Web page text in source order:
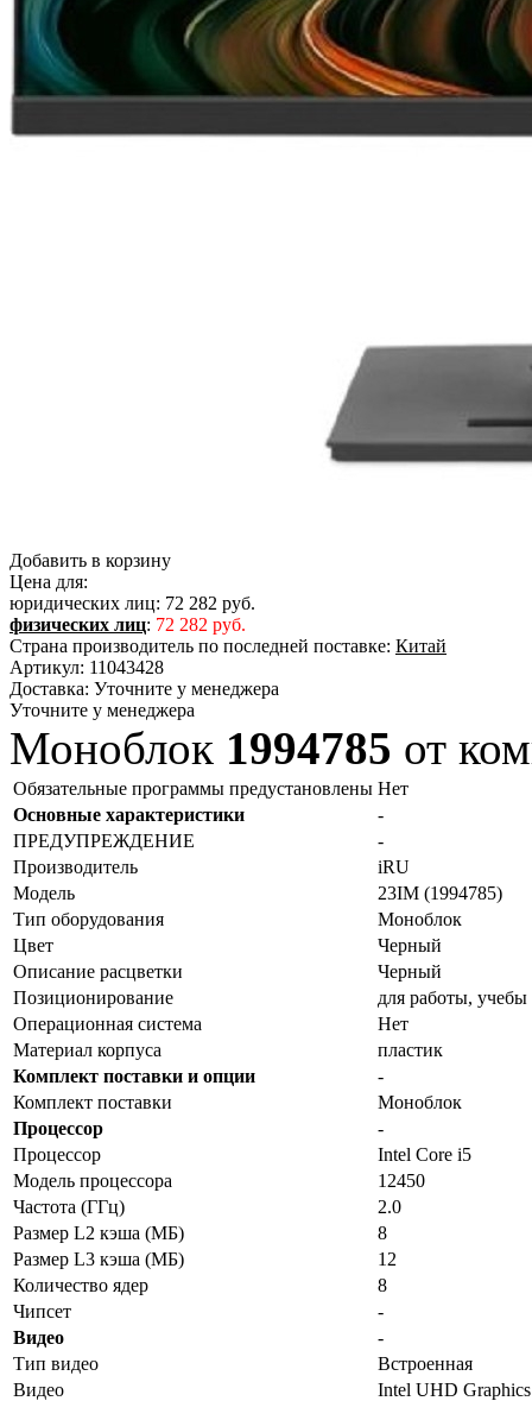
Добавить в корзину
Цена для:
юридических лиц: 72 282 руб.
физических лиц: 72 282 руб.
Страна производитель по последней поставке: Китай
Артикул: 11043428
Доставка: Уточните у менеджера
Уточните у менеджера
Моноблок 1994785 от
Обязательные программы предустановлены Нет
Основные характеристики
-
ПРЕДУПРЕЖДЕНИЕ
-
Производитель
iRU
Модель
23IM (1994785)
Тип оборудования
Моноблок
Цвет
Черный
Описание расцветки
Черный
Позиционирование
для работы, учебы
Операционная система
Нет
Материал корпуса
пластик
Комплект поставки и опции
-
Комплект поставки
Моноблок
Процессор
-
Процессор
Intel Core i5
Модель процессора
12450
Частота (ГГц)
2.0
Размер L2 кэша (МБ)
8
Размер L3 кэша (МБ)
12
Количество ядер
8
Чипсет
-
Видео
-
Тип видео
Встроенная
Видео
Intel UHD